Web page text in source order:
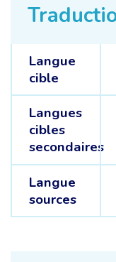
Langue
cible
Langues
cibles
secondaires
Langue
sources